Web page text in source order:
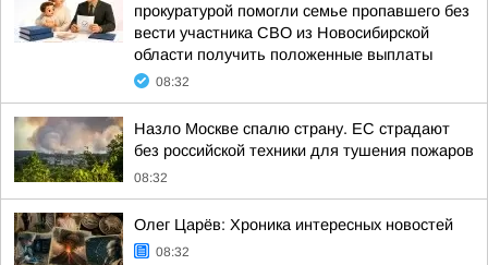
прокуратурой помогли семье пропавшего без
вести участника СВО из Новосибирской
области получить положенные выплаты
08:32
Назло Москве спалю страну. ЕС страдают
без российской техники для тушения пожаров
08:32
Олег Царёв: Хроника интересных новостей
08:32